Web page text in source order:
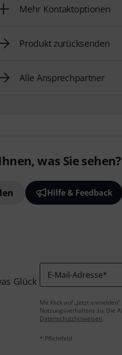
Mehr Kontaktoptionen
Produkt zurücksenden
Alle Ansprechpartner
was Sie sehen?
Hilfe & Feedback
Glück
E-Mail-Adresse*
Mit Klick auf „Jetzt
Nutzungsverhaltens zu. Die
Datenschutzhinweisen.
* Pflichtfeld